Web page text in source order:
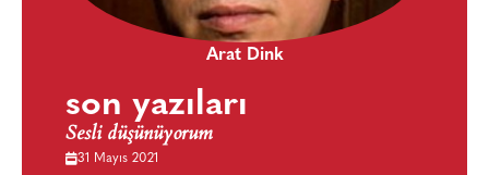
Arat Dink
son yazıları
Sesli düşünüyorum
31 Mayıs 2021